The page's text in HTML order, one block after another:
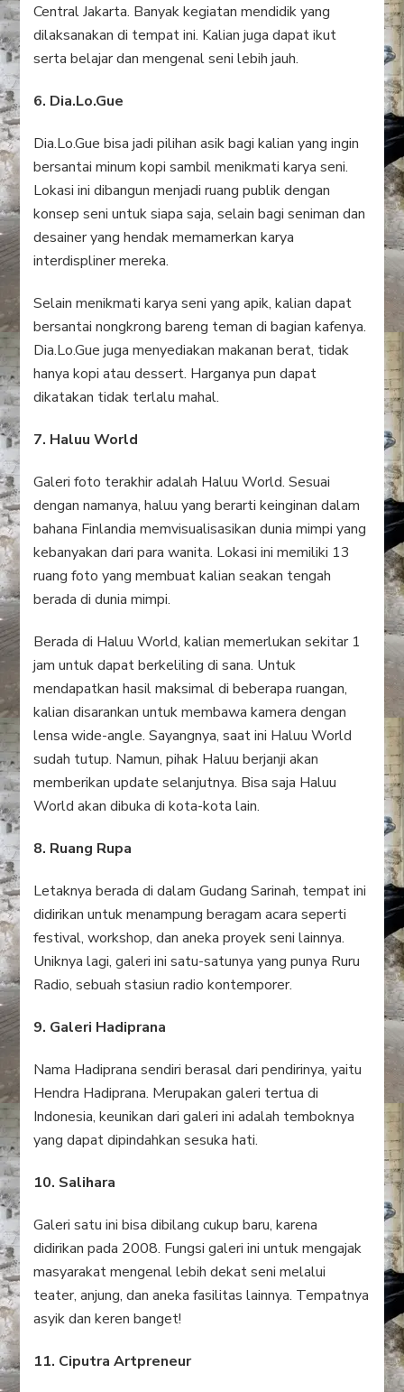
Central Jakarta. Banyak kegiatan mendidik yang
dilaksanakan di tempat ini. Kalian juga dapat ikut
serta belajar dan mengenal seni lebih jauh.
6. Dia.Lo.Gue
Dia.Lo.Gue bisa jadi pilihan asik bagi kalian yang ingin
bersantai minum kopi sambil menikmati karya seni.
Lokasi ini dibangun menjadi ruang publik dengan
konsep seni untuk siapa saja, selain bagi seniman dan
desainer yang hendak memamerkan karya
interdispliner mereka.
Selain menikmati karya seni yang apik, kalian dapat
bersantai nongkrong bareng teman di bagian kafenya.
Dia.Lo.Gue juga menyediakan makanan berat, tidak
hanya kopi atau dessert. Harganya pun dapat
dikatakan tidak terlalu mahal.
7. Haluu World
Galeri foto terakhir adalah Haluu World. Sesuai
dengan namanya, haluu yang berarti keinginan dalam
bahana Finlandia memvisualisasikan dunia mimpi yang
kebanyakan dari para wanita. Lokasi ini memiliki 13
ruang foto yang membuat kalian seakan tengah
berada di dunia mimpi.
Berada di Haluu World, kalian memerlukan sekitar 1
jam untuk dapat berkeliling di sana. Untuk
mendapatkan hasil maksimal di beberapa ruangan,
kalian disarankan untuk membawa kamera dengan
lensa wide-angle. Sayangnya, saat ini Haluu World
sudah tutup. Namun, pihak Haluu berjanji akan
memberikan update selanjutnya. Bisa saja Haluu
World akan dibuka di kota-kota lain.
8. Ruang Rupa
Letaknya berada di dalam Gudang Sarinah, tempat ini
didirikan untuk menampung beragam acara seperti
festival, workshop, dan aneka proyek seni lainnya.
Uniknya lagi, galeri ini satu-satunya yang punya Ruru
Radio, sebuah stasiun radio kontemporer.
9. Galeri Hadiprana
Nama Hadiprana sendiri berasal dari pendirinya, yaitu
Hendra Hadiprana. Merupakan galeri tertua di
Indonesia, keunikan dari galeri ini adalah temboknya
yang dapat dipindahkan sesuka hati.
10. Salihara
Galeri satu ini bisa dibilang cukup baru, karena
didirikan pada 2008. Fungsi galeri ini untuk mengajak
masyarakat mengenal lebih dekat seni melalui
teater, anjung, dan aneka fasilitas lainnya. Tempatnya
asyik dan keren banget!
11. Ciputra Artpreneur